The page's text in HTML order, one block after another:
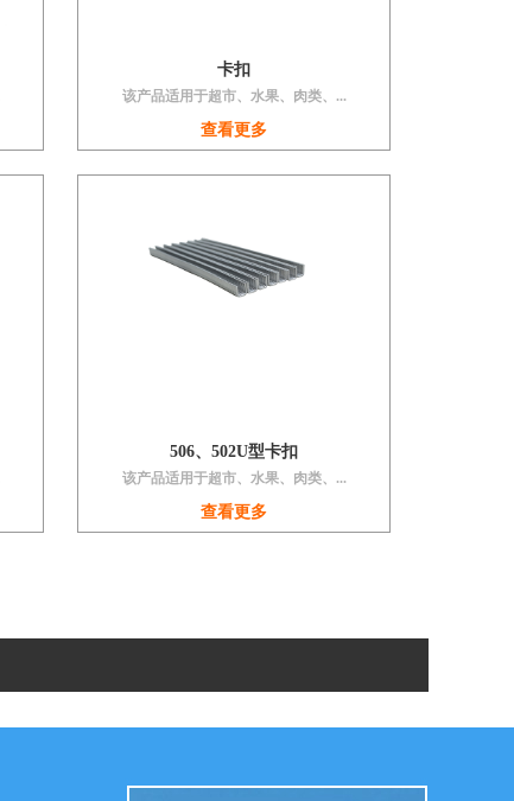
卡扣
该产品适用于超市、水果、肉类、...
查看更多
506、502U型卡扣
该产品适用于超市、水果、肉类、...
查看更多